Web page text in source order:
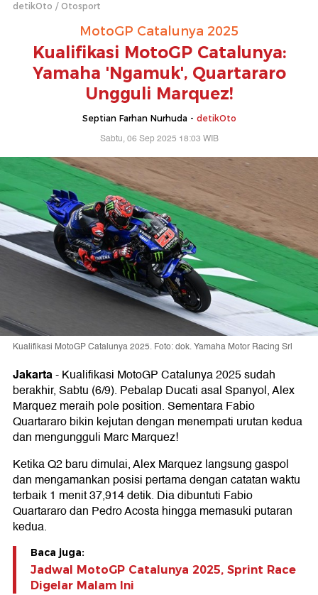
detikOto Otosport
MotoGP Catalunya 2025
Kualifikasi MotoGP Catalunya:
Yamaha 'Ngamuk', Quartararo
Ungguli Marquez!
Septian Farhan Nurhuda - detikOto
Sabtu, 06 Sep 2025 18:03 WIB
Kualifikasi MotoGP Catalunya 2025. Foto: dok. Yamaha Motor Racing Srl
Jakarta-Kualifikasi MotoGP Catalunya 2025 sudah
berakhir, Sabtu (6/9). Pebalap Ducati asal Spanyol, Alex
Marquez meraih pole position. Sementara Fabio
Quartararo bikin kejutan dengan menempati urutan kedua
dan mengungguli Marc Marquez!
Ketika Q2 baru dimulai, Alex Marquez langsung gaspol
dan mengamankan posisi pertama dengan catatan waktu
terbaik 1 menit 37,914 detik. Dia dibuntuti Fabio
Quartararo dan Pedro Acosta hingga memasuki putaran
kedua.
Baca juga:
Jadwal MotoGP Catalunya 2025, Sprint Race
Digelar Malam Ini